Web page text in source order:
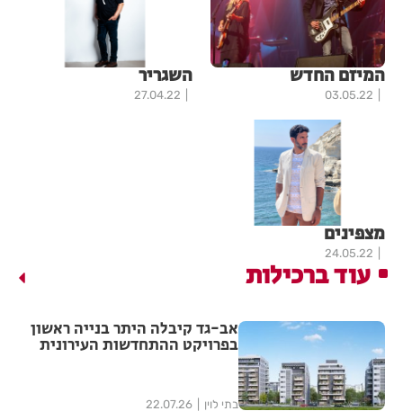
המיזם החדש
03.05.22
השגריר
27.04.22
מצפינים
24.05.22
עוד ברכילות
אב-גד קיבלה היתר בנייה ראשון
בפרויקט ההתחדשות העירונית
בתי לוין 22.07.26